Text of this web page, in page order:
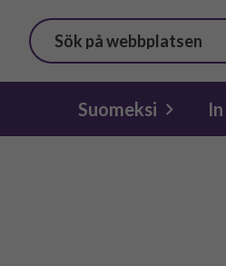
Suomeksi